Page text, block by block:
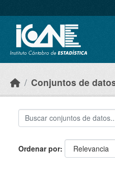
Conjuntos de
Ordenar por